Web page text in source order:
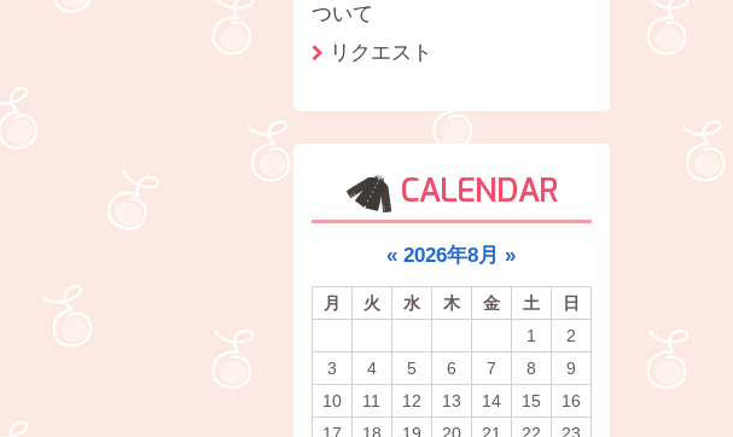
ついて
リクエスト
CALENDAR
« 2026年8月 »
月 火 水 木 金 土
日
1
2
3
4 5 6 7 8
9
10
11 12 13 14 15
16